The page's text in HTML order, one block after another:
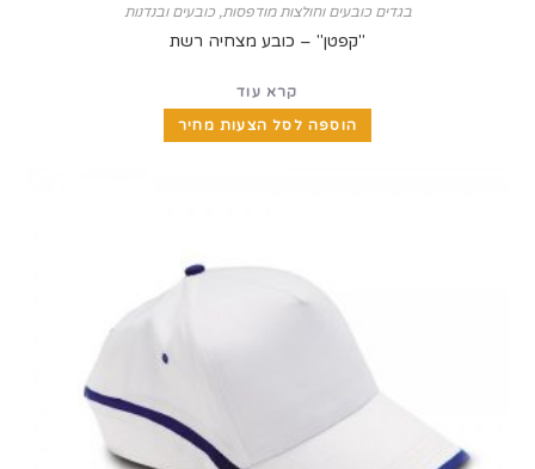
בגדים כובעים וחולצות מודפסות,כובעים ובנדנות
"קפטן" – כובע מצחיה רשת
קרא עוד
הוספה לסל הצעות מחיר